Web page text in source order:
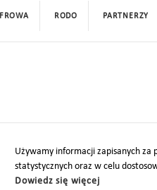
Używamy informacji zapisanych za
statystycznych oraz w celu
Dowiedz się więcej
RODO PARTNERZY